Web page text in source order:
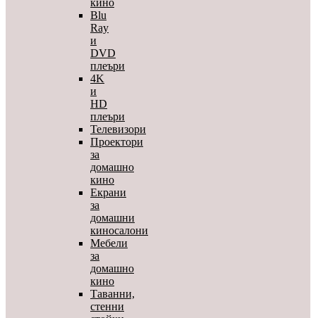
Blu
Ray
и
DVD
плеъри
4K
и
HD
плеъри
Телевизори
Проектори
за
домашно
кино
Екрани
за
домашни
киносалони
Мебели
за
домашно
кино
Таванни,
стенни